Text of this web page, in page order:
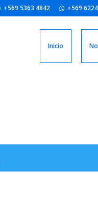
+569 5363 4842 +569
Inicio